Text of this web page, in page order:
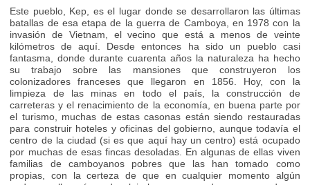
Este pueblo, Kep, es el lugar donde se desarrollaron las últimas
batallas de esa etapa de la guerra de Camboya, en 1978 con la
invasión de Vietnam, el vecino que está a menos de veinte
kilómetros de aquí. Desde entonces ha sido un pueblo casi
fantasma, donde durante cuarenta años la naturaleza ha hecho
su trabajo sobre las mansiones que construyeron los
colonizadores franceses que llegaron en 1856. Hoy, con la
limpieza de las minas en todo el país, la construcción de
carreteras y el renacimiento de la economía, en buena parte por
el turismo, muchas de estas casonas están siendo restauradas
para construir hoteles y oficinas del gobierno, aunque todavía el
centro de la ciudad (si es que aquí hay un centro) está ocupado
por muchas de esas fincas desoladas. En algunas de ellas viven
familias de camboyanos pobres que las han tomado como
propias, con la certeza de que en cualquier momento algún